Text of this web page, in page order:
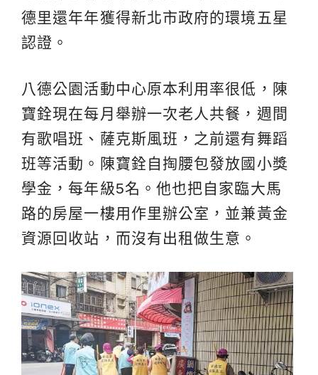
德里還年年獲得新北市政府的環境五星
認證。
八德公園活動中心原本利用率很低，陳
寶銓現在每月舉辦一次老人共餐，週間
有歌唱班、薩克斯風班，之前還有舞蹈
班等活動。陳寶銓自掏腰包發放國小獎
學金，每年級5名。他也把自家臨大馬
路的房屋一樓用作里辦公室，並兼黃金
資源回收站，而沒有出租做生意。